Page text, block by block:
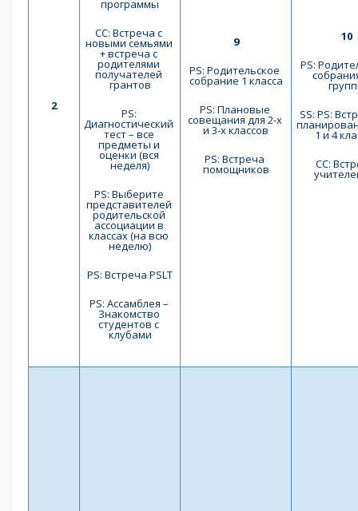
2
программы
СС: Встреча с
новыми семьями
+ встреча с
родителями
получателей
грантов
PS:
Диагностический
тест – все
предметы и
оценки (вся
неделя)
PS: Выберите
представителей
родительской
ассоциации в
классах (на всю
неделю)
PS: Встреча PSLT
PS: Ассамблея –
Знакомство
студентов с
клубами
9
PS: Родительское
собрание 1 класса
PS: Плановые
совещания для 2-х
и 3-х классов
PS: Встреча
помощников
10
PS:
SS: PS:
1 и 4
СС: